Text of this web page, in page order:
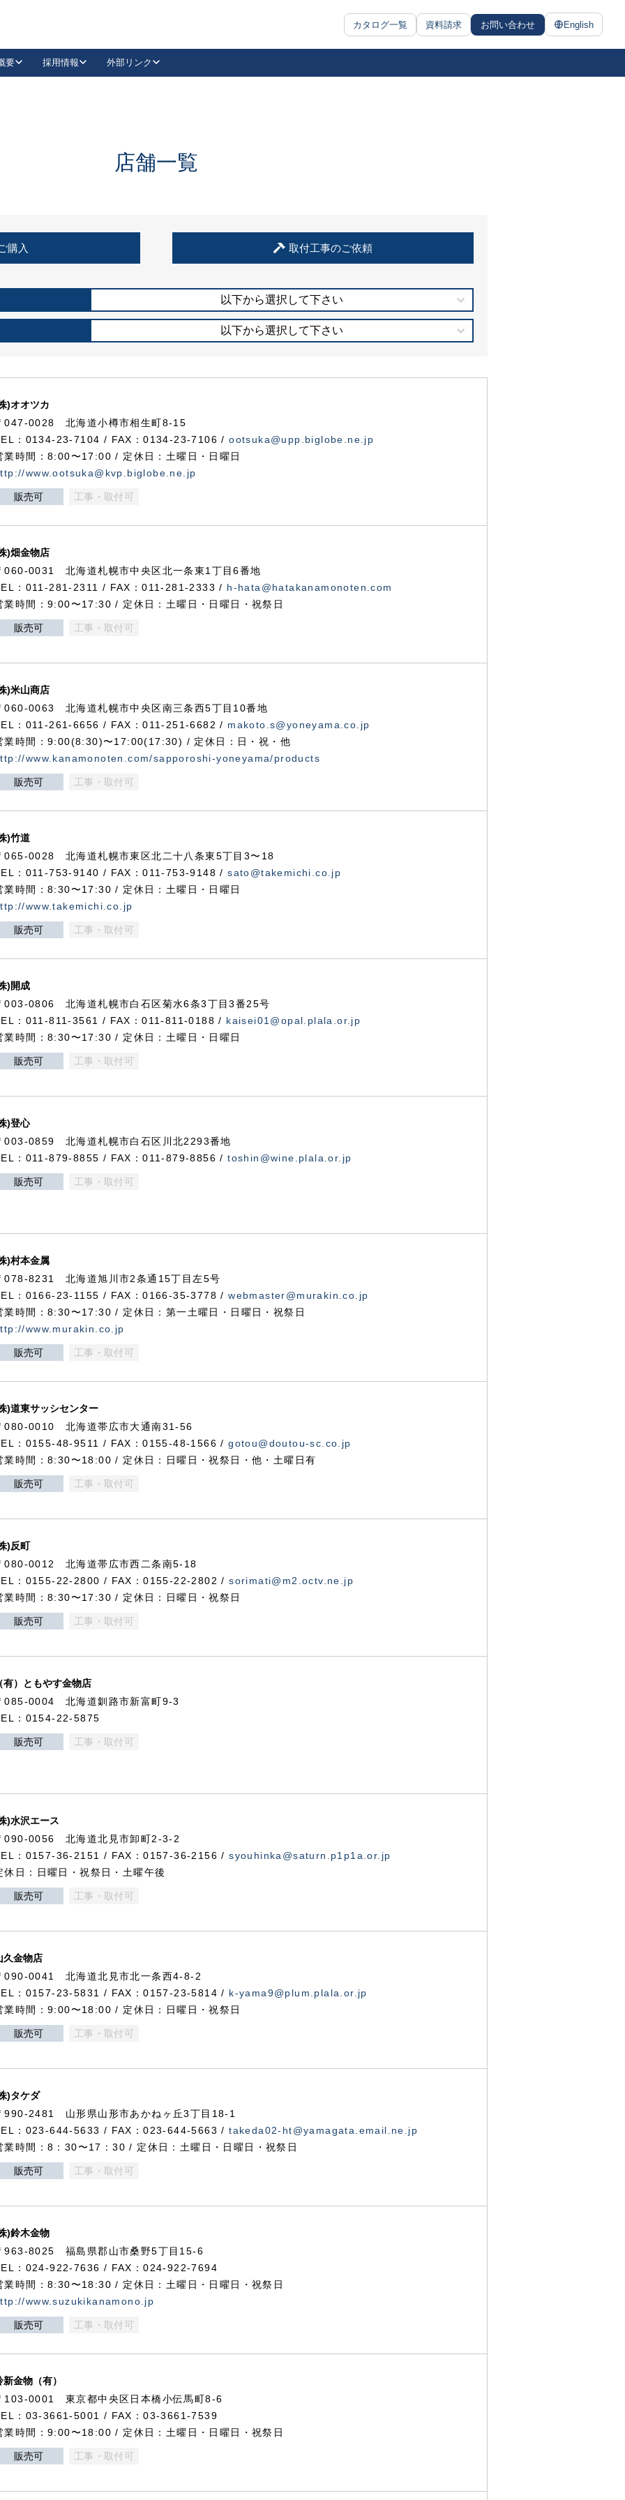
カタログ一覧 資料請求 お問い合わせ English
抗ウイルス・抗菌製品
要 採用情報 外部リンク
LinkedIn
住宅使用部材標準化推進協議会
店舗一覧
購入 取付工事のご依頼
以下から選択して下さい
以下から選択して下さい
)オオツカ
047-0028 北海道小樽市相生町8-15
：0134-23-7104 / FAX：0134-23-7106 /ootsuka@upp.biglobe.ne.jp
業時間：8:00〜17:00 / 定休日：土曜日・日曜日
www.ootsuka@kvp.biglobe.ne.jp
販売可 工事・取付可
)畑金物店
060-0031 北海道札幌市中央区北一条東1丁目6番地
：011-281-2311 / FAX：011-281-2333 / h-hata@hatakanamonoten.com
業時間：9:00〜17:30 / 定休日：土曜日・日曜日・祝祭日
販売可 工事・取付可
)米山商店
060-0063 北海道札幌市中央区南三条西5丁目10番地
：011-261-6656 / FAX：011-251-6682 / makoto.s@yoneyama.co.jp
業時間：9:00(8:30)〜17:00(17:30) / 定休日：日・祝・他
www.kanamonoten.com/sapporoshi-yoneyama/products
販売可 工事・取付可
)竹道
065-0028 北海道札幌市東区北二十八条東5丁目3〜18
：011-753-9140 / FAX：011-753-9148 /sato@takemichi.co.jp
業時間：8:30〜17:30 / 定休日：土曜日・日曜日
www.takemichi.co.jp
販売可 工事・取付可
)開成
003-0806 北海道札幌市白石区菊水6条3丁目3番25号
：011-811-3561 / FAX：011-811-0188 / kaisei01@opal.plala.or.jp
業時間：8:30〜17:30 / 定休日：土曜日・日曜日
販売可 工事・取付可
)登心
003-0859 北海道札幌市白石区川北2293番地
：011-879-8855 / FAX：011-879-8856 /toshin@wine.plala.or.jp
販売可 工事・取付可
)村本金属
078-8231 北海道旭川市2条通15丁目左5号
：0166-23-1155 / FAX：0166-35-3778 /webmaster@murakin.co.jp
業時間：8:30〜17:30 / 定休日：第一土曜日・日曜日・祝祭日
www.murakin.co.jp
販売可 工事・取付可
)道東サッシセンター
080-0010 北海道帯広市大通南31-56
：0155-48-9511 / FAX：0155-48-1566 /gotou@doutou-sc.co.jp
業時間：8:30〜18:00 / 定休日：日曜日・祝祭日・他・土曜日有
販売可 工事・取付可
)反町
080-0012 北海道帯広市西二条南5-18
：0155-22-2800 / FAX：0155-22-2802 /sorimati@m2.octv.ne.jp
業時間：8:30〜17:30 / 定休日：日曜日・祝祭日
販売可 工事・取付可
有）ともやす金物店
085-0004 北海道釧路市新富町9-3
：0154-22-5875
販売可 工事・取付可
)水沢エース
090-0056 北海道北見市卸町2-3-2
：0157-36-2151 / FAX：0157-36-2156 /syouhinka@saturn.p1p1a.or.jp
休日：日曜日・祝祭日・土曜午後
販売可 工事・取付可
久金物店
090-0041 北海道北見市北一条西4-8-2
：0157-23-5831 / FAX：0157-23-5814 / k-yama9@plum.plala.or.jp
業時間：9:00〜18:00 / 定休日：日曜日・祝祭日
販売可 工事・取付可
)タケダ
990-2481 山形県山形市あかねヶ丘3丁目18-1
：023-644-5633 / FAX：023-644-5663 /takeda02-ht@yamagata.email.ne.jp
業時間：8：30〜17：30 / 定休日：土曜日・日曜日・祝祭日
販売可 工事・取付可
)鈴木金物
963-8025 福島県郡山市桑野5丁目15-6
：024-922-7636 / FAX：024-922-7694
業時間：8:30〜18:30 / 定休日：土曜日・日曜日・祝祭日
www.suzukikanamono.jp
販売可 工事・取付可
新金物（有）
103-0001 東京都中央区日本橋小伝馬町8-6
：03-3661-5001 / FAX：03-3661-7539
業時間：9:00〜18:00 / 定休日：土曜日・日曜日・祝祭日
販売可 工事・取付可